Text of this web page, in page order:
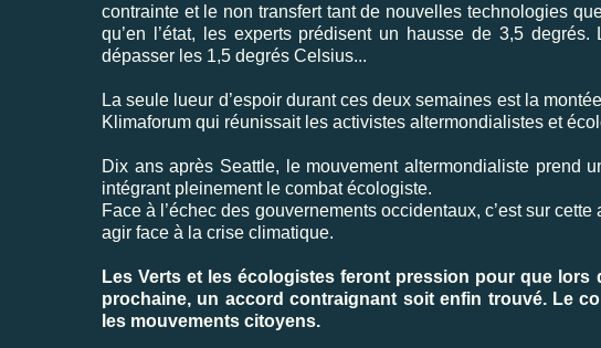
contrainte et le non transfert tant de nouvelles technologies
qu’en l’état, les experts prédisent un hausse de 3,5
dépasser les 1,5 degrés Celsius...
La seule lueur d’espoir durant ces deux semaines est la
Klimaforum qui réunissait les activistes altermondialistes et
Dix ans après Seattle, le mouvement altermondialiste prend
intégrant pleinement le combat écologiste.
Face à l’échec des gouvernements occidentaux, c’est sur
agir face à la crise climatique.
Les Verts et les écologistes feront pression pour que lors
prochaine, un accord contraignant soit enfin trouvé. Le
les mouvements citoyens.